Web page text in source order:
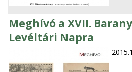
Meghívó a XVII.
Levéltári Napra